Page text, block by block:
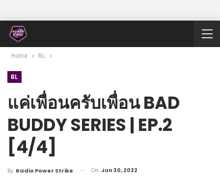
Home BL
BL
แค่เพื่อนครับเพื่อน BAD
BUDDY SERIES | EP.2
[4/4]
By Radio Power Strike On Jun 30, 2022